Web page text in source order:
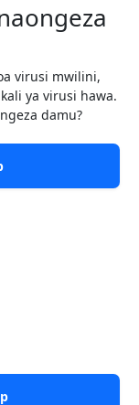
virusi mwilini,
ya virusi hawa.
damu?